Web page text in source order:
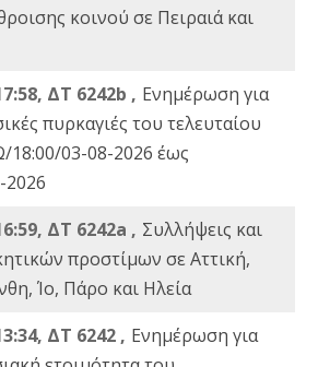
κοινού σε Πειραιά και
ΔΤ 6242b , Ενημέρωση για
πυρκαγιές του τελευταίου
03-08-2026 έως
ΔΤ 6242a , Συλλήψεις και
προστίμων σε Αττική,
Ίο, Πάρο και Ηλεία
ΔΤ 6242 , Ενημέρωση για